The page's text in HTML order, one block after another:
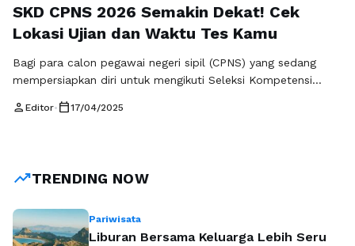
SKD CPNS 2026 Semakin Dekat! Cek
Lokasi Ujian dan Waktu Tes Kamu
Bagi para calon pegawai negeri sipil (CPNS) yang sedang
mempersiapkan diri untuk mengikuti Seleksi Kompetensi
dan memantapkan persiapan ujian. SKD merupakan tahapan
Baca Selengkapnya
person Editor• calendar_today17/04/2025
trending_upTRENDING NOW
Pariwisata
Liburan Bersama Keluarga Lebih Seru